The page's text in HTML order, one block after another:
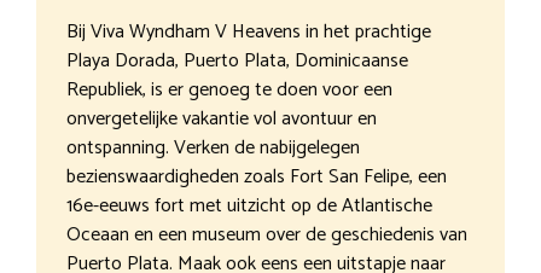
Bij Viva Wyndham V Heavens in het prachtige
Playa Dorada, Puerto Plata, Dominicaanse
Republiek, is er genoeg te doen voor een
onvergetelijke vakantie vol avontuur en
ontspanning. Verken de nabijgelegen
bezienswaardigheden zoals Fort San Felipe, een
16e-eeuws fort met uitzicht op de Atlantische
Oceaan en een museum over de geschiedenis van
Puerto Plata. Maak ook eens een uitstapje naar